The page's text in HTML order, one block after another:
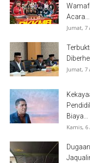
Acara...
Jumat, 7
Jumat, 7
Biaya...
Kamis, 6